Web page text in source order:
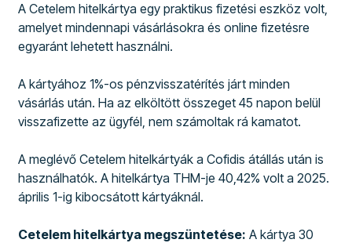
A Cetelem hitelkártya egy praktikus fizetési eszköz volt,
amelyet mindennapi vásárlásokra és online fizetésre
egyaránt lehetett használni.
A kártyához 1%-os pénzvisszatérítés járt minden
vásárlás után. Ha az elköltött összeget 45 napon belül
visszafizette az ügyfél, nem számoltak rá kamatot.
A meglévő Cetelem hitelkártyák a Cofidis átállás után is
használhatók. A hitelkártya THM-je 40,42% volt a 2025.
április 1-ig kibocsátott kártyáknál.
Cetelem hitelkártya megszüntetése: A kártya 30